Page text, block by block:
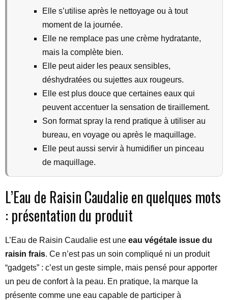
Elle s’utilise après le nettoyage ou à tout
moment de la journée.
Elle ne remplace pas une crème hydratante,
mais la complète bien.
Elle peut aider les peaux sensibles,
déshydratées ou sujettes aux rougeurs.
Elle est plus douce que certaines eaux qui
peuvent accentuer la sensation de tiraillement.
Son format spray la rend pratique à utiliser au
bureau, en voyage ou après le maquillage.
Elle peut aussi servir à humidifier un pinceau
de maquillage.
L’Eau de Raisin Caudalie en quelques mots
: présentation du produit
L’Eau de Raisin Caudalie est une eau végétale issue du
raisin frais. Ce n’est pas un soin compliqué ni un produit
“gadgets” : c’est un geste simple, mais pensé pour apporter
un peu de confort à la peau. En pratique, la marque la
présente comme une eau capable de participer à